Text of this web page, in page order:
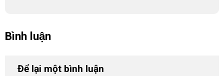
Bình luận
Để lại một bình luận